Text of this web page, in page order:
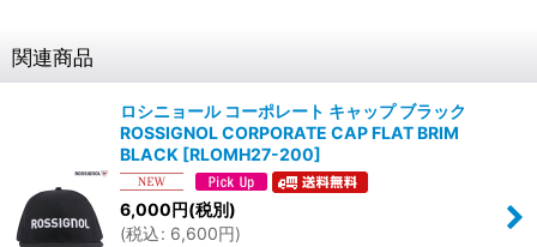
関連商品
ロシニョール コーポレート キャップ ブラック
ROSSIGNOL CORPORATE CAP FLAT BRIM
BLACK [RLOMH27-200]
6,000円(税別)
(税込: 6,600円)